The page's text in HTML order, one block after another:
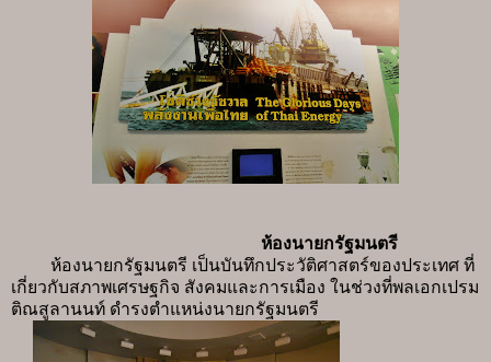
ห้องนายกรัฐมนตรี
ห้องนายกรัฐมนตรี เป็นบันทึกประวัติศาสตร์ของประเทศ ที่
เกี่ยวกับสภาพเศรษฐกิจ สังคมและการเมือง ในช่วงที่พลเอกเปรม
ติณสูลานนท์ ดำรงตำแหน่งนายกรัฐมนตรี